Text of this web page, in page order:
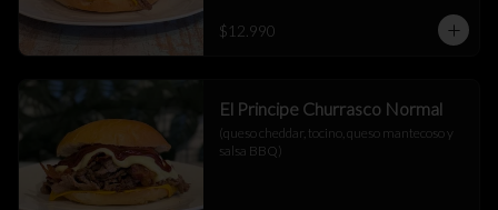
$12.990
El Principe Churrasco Normal
(queso cheddar, tocino, queso mantecoso y
salsa BBQ)